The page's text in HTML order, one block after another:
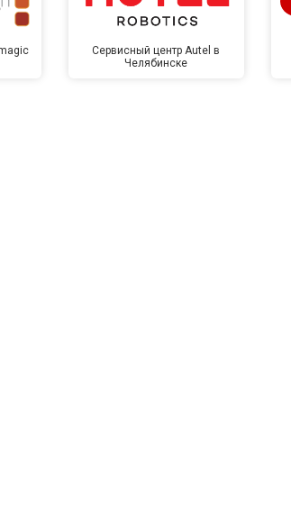
Сервисный центр Autel в
Челябинске